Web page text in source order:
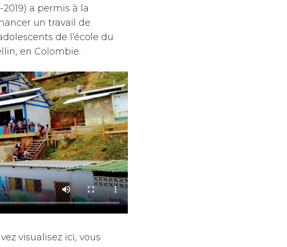
a permis à la
un travail de
de l’école du
en Colombie.
visualisez ici, vous